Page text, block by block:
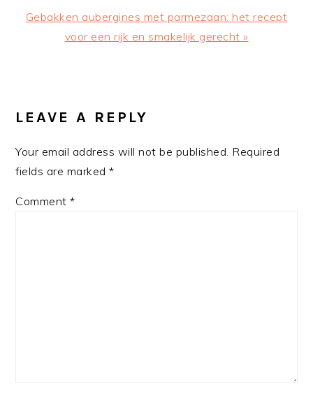
Next
Gebakken aubergines met parmezaan: het recept
voor een rijk en smakelijk gerecht »
INTERACTIONS
LEAVE A REPLY
Your email address will not be published. Required
fields are marked*
Comment*